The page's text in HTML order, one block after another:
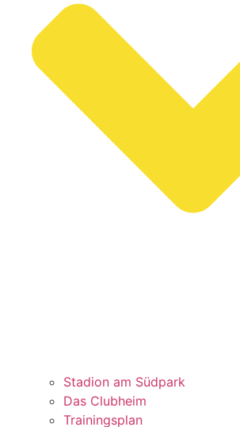
Stadion am Südpark
Das Clubheim
Trainingsplan